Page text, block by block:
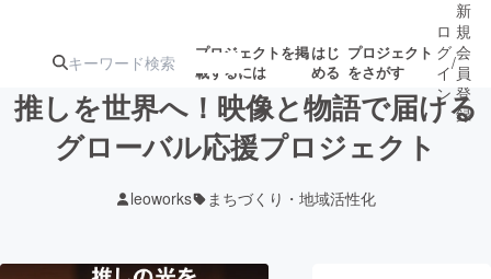
プロジェクトを掲
載するには
はじ
める
プロジェクト
をさがす
ターン
ジェクト
募集終了が近いプ
ロジェクト
ロ
グ
イ
ン
/
新
規
会
員
登
録
推しを世界へ！映像と物語で届ける
グローバル応援プロジェクト
leoworks まちづくり・地域活性化